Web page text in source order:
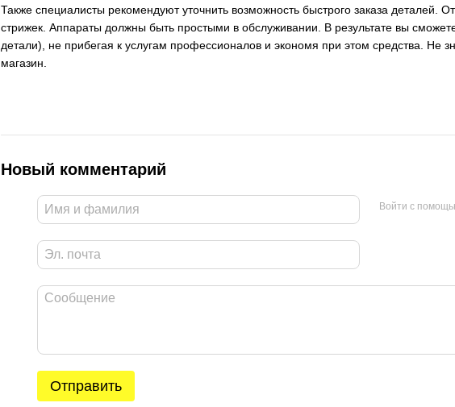
Также специалисты рекомендуют уточнить возможность быстрого заказа деталей.
стрижек. Аппараты должны быть простыми в обслуживании. В результате вы
детали), не прибегая к услугам профессионалов и экономя при этом средства. Не
магазин.
Новый комментарий
Войти с
Отправить